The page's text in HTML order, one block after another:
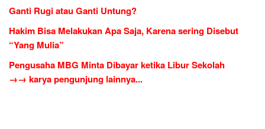
Ganti Rugi atau Ganti Untung?
Hakim Bisa Melakukan Apa Saja, Karena sering Disebut
“Yang Mulia”
Pengusaha MBG Minta Dibayar ketika Libur Sekolah
→→ karya pengunjung lainnya...